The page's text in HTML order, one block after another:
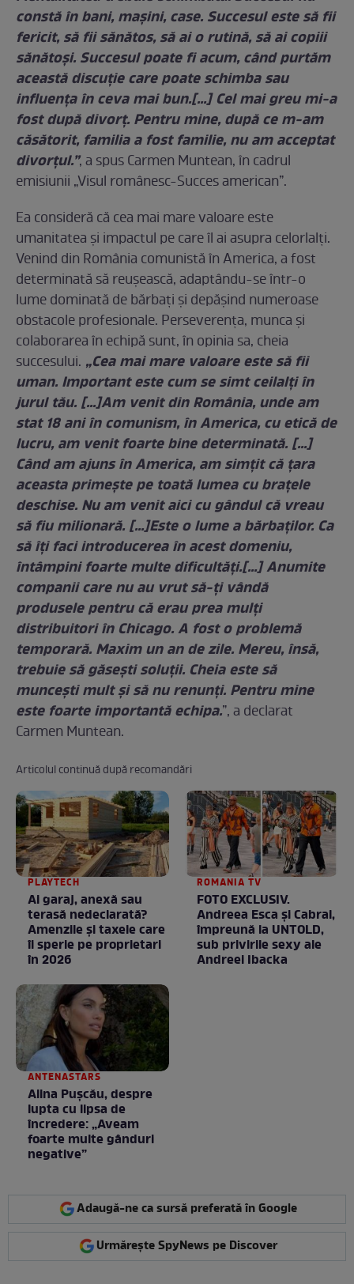
constă în bani, maşini, case. Succesul este să fii
fericit, să fii sănătos, să ai o rutină, să ai copiii
sănătoşi. Succesul poate fi acum, când purtăm
această discuţie care poate schimba sau
influenţa în ceva mai bun.[…]Cel mai greu mi-a
fost după divorţ. Pentru mine, după ce m-am
căsătorit, familia a fost familie, nu am acceptat
divorţul.”, a spus Carmen Muntean, în cadrul
emisiunii „Visul românesc-Succes american”.
Ea consideră că cea mai mare valoare este
umanitatea și impactul pe care îl ai asupra celorlalți.
Venind din România comunistă în America, a fost
determinată să reușească, adaptându-se într-o
lume dominată de bărbați și depășind numeroase
obstacole profesionale. Perseverența, munca și
colaborarea în echipă sunt, în opinia sa, cheia
succesului. „Cea mai mare valoare este să fii
uman. Important este cum se simt ceilalţi în
jurul tău. [...]Am venit din România, unde am
stat 18 ani în comunism, în America, cu etică de
lucru, am venit foarte bine determinată. […]
Când am ajuns în America, am simţit că ţara
aceasta primeşte pe toată lumea cu braţele
deschise. Nu am venit aici cu gândul că vreau
să fiu milionară. [...]Este o lume a bărbaților. Ca
să îți faci introducerea în acest domeniu,
întâmpini foarte multe dificultăți.[…]Anumite
companii care nu au vrut să-ți vândă
produsele pentru că erau prea mulți
distribuitori în Chicago. A fost o problemă
temporară. Maxim un an de zile. Mereu, însă,
trebuie să găsești soluții. Cheia este să
muncești mult și să nu renunți. Pentru mine
este foarte importantă echipa.”, a declarat
Carmen Muntean.
Articolul continuă după recomandări
PLAYTECH
Ai garaj, anexă sau
terasă nedeclarată?
Amenzile și taxele care
îi sperie pe proprietari
în 2026
ROMANIA TV
FOTO EXCLUSIV.
Andreea Esca şi Cabral,
împreună la UNTOLD,
sub privirile sexy ale
Andreei Ibacka
ANTENASTARS
Alina Pușcău, despre
lupta cu lipsa de
încredere: „Aveam
foarte multe gânduri
negative”
Adaugă-ne ca sursă preferată în Google
Urmărește SpyNews pe Discover